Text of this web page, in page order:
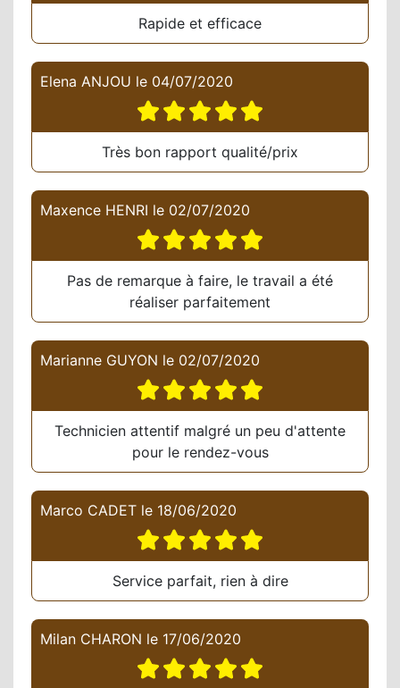
Rapide et efficace
Elena ANJOU le 04/07/2020
Très bon rapport qualité/prix
Maxence HENRI le 02/07/2020
Pas de remarque à faire, le travail a été
réaliser parfaitement
Marianne GUYON le 02/07/2020
Technicien attentif malgré un peu d'attente
pour le rendez-vous
Marco CADET le 18/06/2020
Service parfait, rien à dire
Milan CHARON le 17/06/2020